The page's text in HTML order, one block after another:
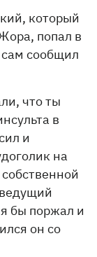
который
попал в
сообщил
что ты
в
и
на
бы поржал и
он со